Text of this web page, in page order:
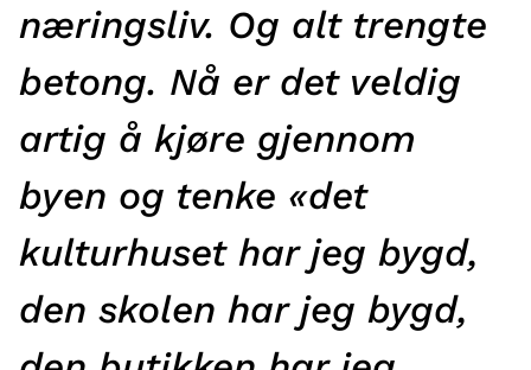
næringsliv. Og alt trengte
betong. Nå er det veldig
artig å kjøre gjennom
byen og tenke «det
kulturhuset har jeg bygd,
den skolen har jeg bygd,